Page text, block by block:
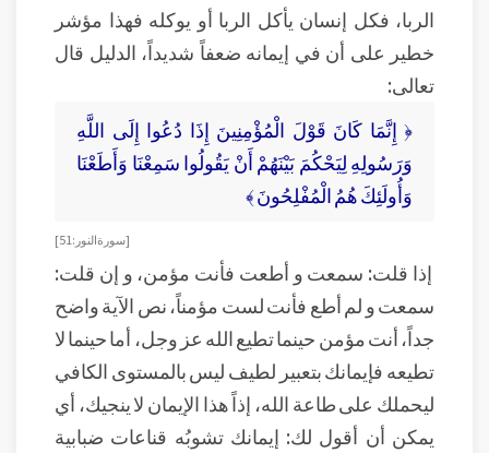
الربا، فكل إنسان يأكل الربا أو يوكله فهذا مؤشر
خطير على أن في إيمانه ضعفاً شديداً، الدليل قال
تعالى:
﴿ إِنَّمَا كَانَ قَوْلَ الْمُؤْمِنِينَ إِذَا دُعُوا إِلَى اللَّهِ
وَرَسُولِهِ لِيَحْكُمَ بَيْنَهُمْ أَنْ يَقُولُوا سَمِعْنَا وَأَطَعْنَا
وَأُولَئِكَ هُمُ الْمُفْلِحُونَ ﴾
[ سورة النور: 51]
إذا قلت: سمعت و أطعت فأنت مؤمن، و إن قلت:
سمعت و لم أطع فأنت لست مؤمناً، نص الآية واضح
جداً، أنت مؤمن حينما تطيع الله عز وجل، أما حينما لا
تطيعه فإيمانك بتعبير لطيف ليس بالمستوى الكافي
ليحملك على طاعة الله، إذاً هذا الإيمان لا ينجيك، أي
يمكن أن أقول لك: إيمانك تشوبُه قناعات ضبابية